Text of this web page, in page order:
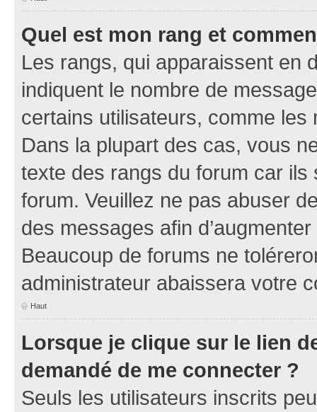
Quel est mon rang et
Les rangs, qui apparaissent en
indiquent le nombre de
certains utilisateurs, comme
Dans la plupart des cas, vous
texte des rangs du forum car ils
forum. Veuillez ne pas abuser
des messages afin
Beaucoup de forums ne
administrateur abaissera votre
Haut
Lorsque je clique sur le lien
demandé de me connecter ?
Seuls les utilisateurs inscrits